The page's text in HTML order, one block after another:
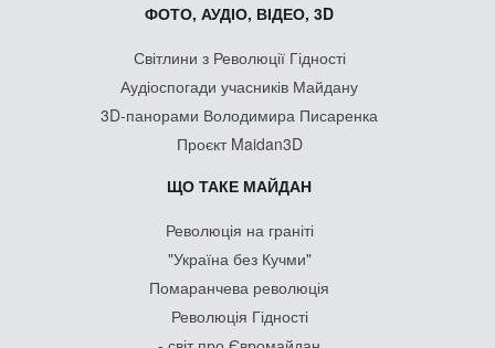
ФОТО, АУДІО, ВІДЕО, 3D
Світлини з Революції Гідності
Аудіоспогади учасників Майдану
3D-панорами Володимира Писаренка
Проєкт Maidan3D
ЩО ТАКЕ МАЙДАН
Революція на граніті
"Україна без Кучми"
Помаранчева революція
Революція Гідності